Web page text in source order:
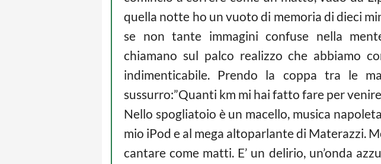
quella notte ho un vuoto di memoria di dieci
se non tante immagini confuse nella
chiamano sul palco realizzo che abbiamo
indimenticabile. Prendo la coppa tra le
sussurro:”Quanti km mi hai fatto fare per
Nello spogliatoio è un macello, musica
mio iPod e al mega altoparlante di Materazzi.
cantare come matti. E’ un delirio, un’onda